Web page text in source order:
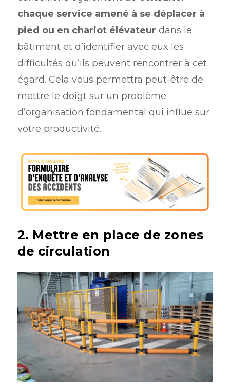
chaque service amené à se déplacer à
pied ou en chariot élévateur dans le
bâtiment et d’identifier avec eux les
difficultés qu’ils peuvent rencontrer à cet
égard. Cela vous permettra peut-être de
mettre le doigt sur un problème
d’organisation fondamental qui influe sur
votre productivité.
2. Mettre en place de zones
de circulation